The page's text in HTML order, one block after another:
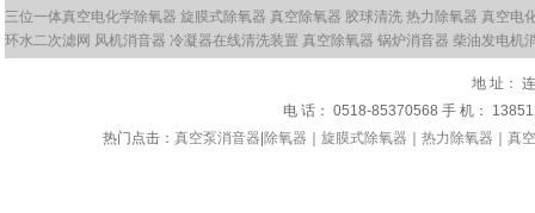
三位一体真空电化学除氧器 旋膜式除氧器 真空除氧器 胶球清洗 热力除氧器 真空电
环水二次滤网 风机消音器 冷凝器在线清洗装置 真空除氧器 锅炉消音器 柴油发电机
地 址：
电 话： 0518-85370568 手 机：
热门点击： 真空泵消音器 除氧器 旋膜式除氧器 热力除氧器 真